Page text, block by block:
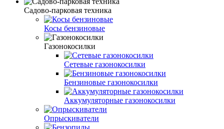
Садово-парковая техника
Косы бензиновые
Газонокосилки
Сетевые газонокосилки
Бензиновые газонокосилки
Аккумуляторные газонокосилки
Опрыскиватели